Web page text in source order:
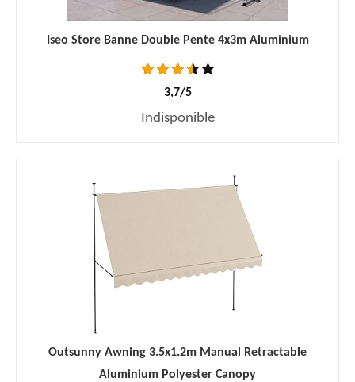
Iseo Store Banne Double Pente 4x3m Aluminium
3,7/5
Indisponible
Outsunny Awning 3.5x1.2m Manual Retractable
Aluminium Polyester Canopy